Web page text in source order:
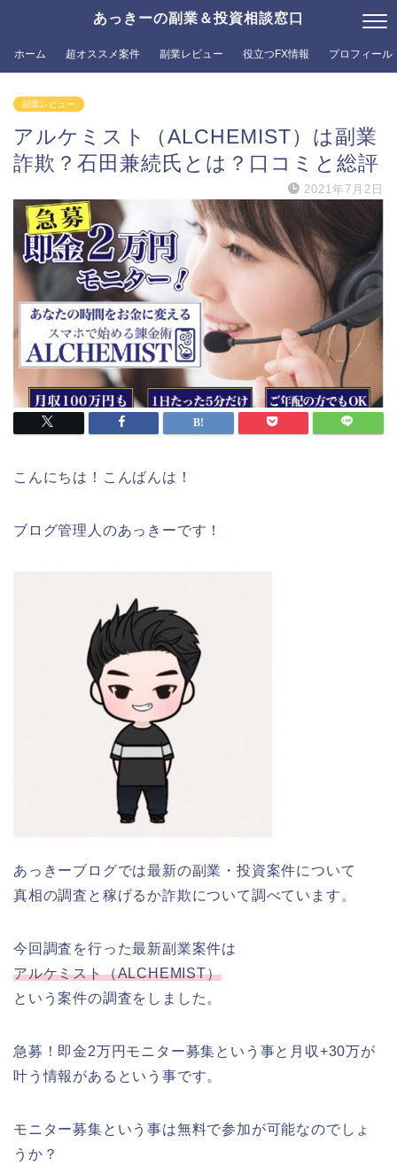
あっきーの副業＆投資相談窓口
ホーム 超オススメ案件 副業レビュー 役立つFX情報 プロフィール
副業レビュー
アルケミスト（ALCHEMIST）は副業
詐欺？石田兼続氏とは？口コミと総評
2021年7月2日
こんにちは！こんばんは！
ブログ管理人のあっきーです！
あっきーブログでは最新の副業・投資案件について
真相の調査と稼げるか詐欺について調べています。
今回調査を行った最新副業案件は
アルケミスト（ALCHEMIST）
という案件の調査をしました。
急募！即金2万円モニター募集という事と月収+30万が
叶う情報があるという事です。
モニター募集という事は無料で参加が可能なのでしょ
うか？